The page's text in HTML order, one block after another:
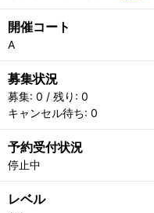
開催コート
A
募集状況
募集: 0 / 残り: 0
キャンセル待ち: 0
予約受付状況
停止中
レベル